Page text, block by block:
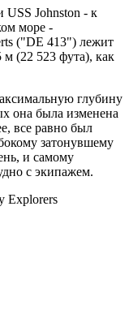
USS Johnston - к
море -
("DE 413") лежит
м (22 523 фута), как
глубину
она была изменена
все равно был
затонувшему
и самому
с экипажем.